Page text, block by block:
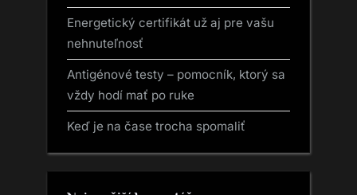
Energetický certifikát už aj pre vašu
nehnuteľnosť
Antigénové testy – pomocník, ktorý sa
vždy hodí mať po ruke
Keď je na čase trocha spomaliť